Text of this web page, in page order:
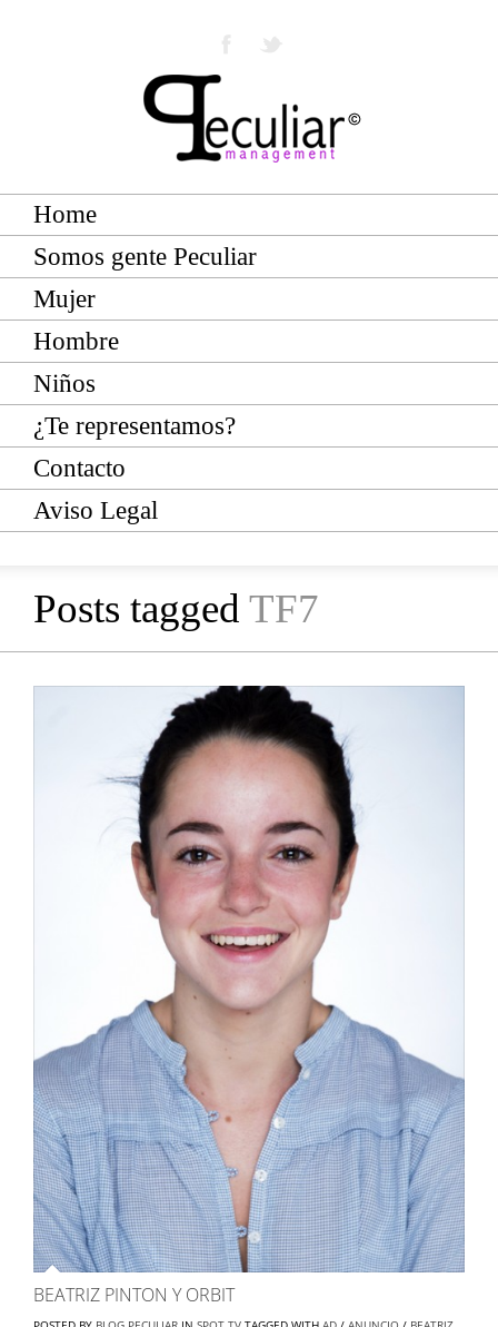
Home
Somos gente Peculiar
Mujer
Hombre
Niños
¿Te representamos?
Contacto
Aviso Legal
Posts tagged TF7
BEATRIZ PINTON Y ORBIT